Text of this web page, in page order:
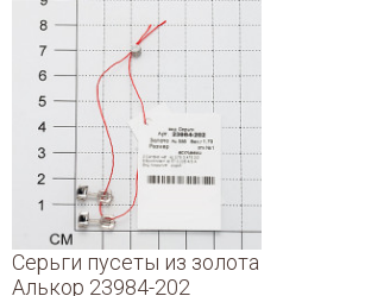
Серьги пусеты из золота
Алькор 23984-202